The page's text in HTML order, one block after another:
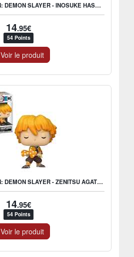
FUNKO POP! ANIMATION: DEMON SLAYER - INOSUKE HASHIBIRA
14.95€
54 Points
Voir le produit
FUNKO POP! ANIMATION: DEMON SLAYER - ZENITSU AGATSUMA
14.95€
54 Points
Voir le produit